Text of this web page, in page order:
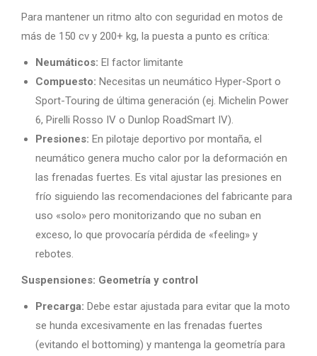
Para mantener un ritmo alto con seguridad en motos de
más de 150 cv y 200+ kg, la puesta a punto es crítica:
Neumáticos: El factor limitante
Compuesto: Necesitas un neumático Hyper-Sport o
Sport-Touring de última generación (ej. Michelin Power
6, Pirelli Rosso IV o Dunlop RoadSmart IV).
Presiones: En pilotaje deportivo por montaña, el
neumático genera mucho calor por la deformación en
las frenadas fuertes. Es vital ajustar las presiones en
frío siguiendo las recomendaciones del fabricante para
uso «solo» pero monitorizando que no suban en
exceso, lo que provocaría pérdida de «feeling» y
rebotes.
Suspensiones: Geometría y control
Precarga: Debe estar ajustada para evitar que la moto
se hunda excesivamente en las frenadas fuertes
(evitando el bottoming) y mantenga la geometría para